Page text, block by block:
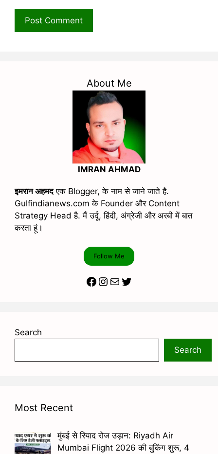
About Me
IMRAN AHMAD
इमरान अहमदएक Blogger, के नाम से जाने जाते है.
Gulfindianews.com के Founder और Content
Strategy Head है. मैं उर्दू, हिंदी, अंग्रेजी और अरबी में बात
करता हूं।
Follow Me
Facebook
Instagram
MailTwitter
Search
Search
Most Recent
मुंबई से रियाद रोज उड़ान: Riyadh Air
Mumbai Flight 2026 की बुकिंग शुरू, 4